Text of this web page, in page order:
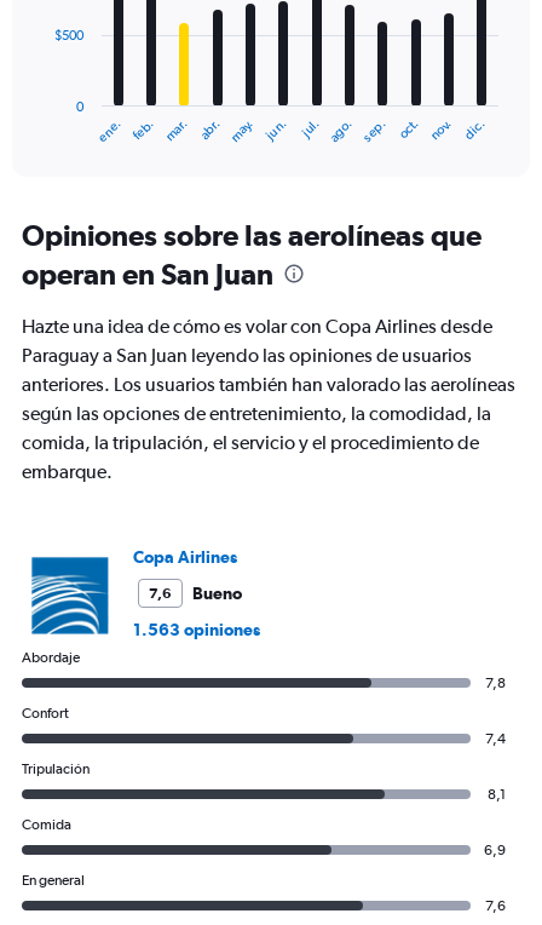
The
Range:
12
categories.
The
chart
1
Y
axis
displaying
values.
Range:
ene. feb. mar. abr. may. jun. jul. ago. sep. oct. nov. dic.
0
$500
Opiniones sobre las aerolíneas que
operan en San Juan
Hazte una idea de cómo es volar con Copa Airlines desde
Paraguay a San Juan leyendo las opiniones de usuarios
anteriores. Los usuarios también han valorado las aerolíneas
según las opciones de entretenimiento, la comodidad, la
comida, la tripulación, el servicio y el procedimiento de
embarque.
Copa Airlines
7,6
Bueno
1.563 opiniones
Abordaje
7,8
Confort
7,4
Tripulación
8,1
Comida
6,9
En general
7,6